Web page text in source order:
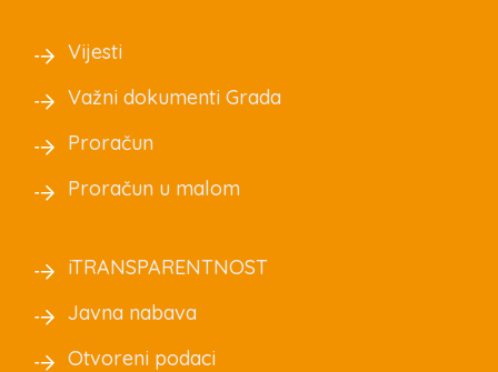
Vijesti
Važni dokumenti Grada
Proračun
Proračun u malom
iTRANSPARENTNOST
Javna nabava
Otvoreni podaci